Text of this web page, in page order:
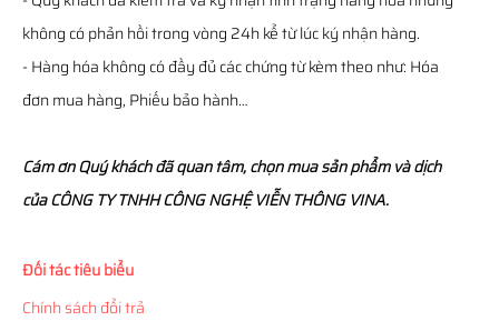
không có phản hồi trong vòng 24h kể từ lúc ký nhận hàng.
- Hàng hóa không có đầy đủ các chứng từ kèm theo như: Hóa
đơn mua hàng, Phiếu bảo hành…
Cám ơn Quý khách đã quan tâm, chọn mua sản phẩm và dịch
của CÔNG TY TNHH CÔNG NGHỆ VIỄN THÔNG VINA.
Đối tác tiêu biểu
Chính sách đổi trả